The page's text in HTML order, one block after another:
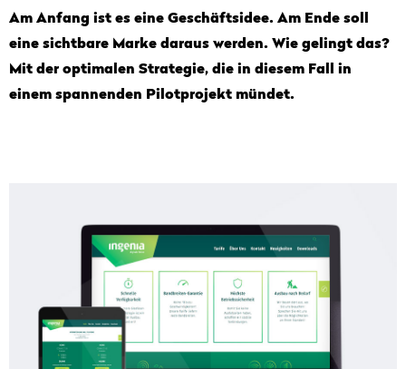
Am Anfang ist es eine Geschäftsidee. Am Ende soll
eine sichtbare Marke daraus werden. Wie gelingt das?
Mit der optimalen Strategie, die in diesem Fall in
einem spannenden Pilotprojekt mündet.